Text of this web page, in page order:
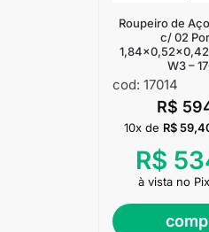
Roupeiro de
c/ 02
W3 –
cod: 17014
R$
10x de R$
R$
à vista no